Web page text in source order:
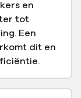
en
tot
Een
dit en